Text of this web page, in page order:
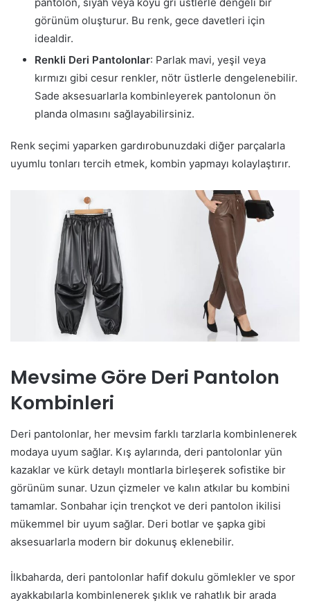
pantolon, siyah veya koyu gri üstlerle dengeli bir
görünüm oluşturur. Bu renk, gece davetleri için
idealdir.
Renkli Deri Pantolonlar: Parlak mavi, yeşil veya
kırmızı gibi cesur renkler, nötr üstlerle dengelenebilir.
Sade aksesuarlarla kombinleyerek pantolonun ön
planda olmasını sağlayabilirsiniz.
Renk seçimi yaparken gardırobunuzdaki diğer parçalarla
uyumlu tonları tercih etmek, kombin yapmayı kolaylaştırır.
Mevsime Göre Deri Pantolon
Kombinleri
Deri pantolonlar, her mevsim farklı tarzlarla kombinlenerek
modaya uyum sağlar. Kış aylarında, deri pantolonlar yün
kazaklar ve kürk detaylı montlarla birleşerek sofistike bir
görünüm sunar. Uzun çizmeler ve kalın atkılar bu kombini
tamamlar. Sonbahar için trençkot ve deri pantolon ikilisi
mükemmel bir uyum sağlar. Deri botlar ve şapka gibi
aksesuarlarla modern bir dokunuş eklenebilir.
İlkbaharda, deri pantolonlar hafif dokulu gömlekler ve spor
ayakkabılarla kombinlenerek şıklık ve rahatlık bir arada